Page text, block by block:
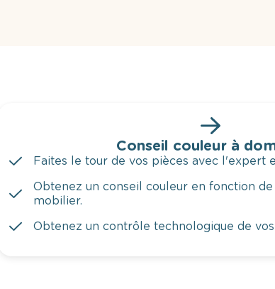
Conseil couleur à
Faites le tour de vos pièces avec l'expert
Obtenez un conseil couleur en fonction
mobilier.
Obtenez un contrôle technologique de